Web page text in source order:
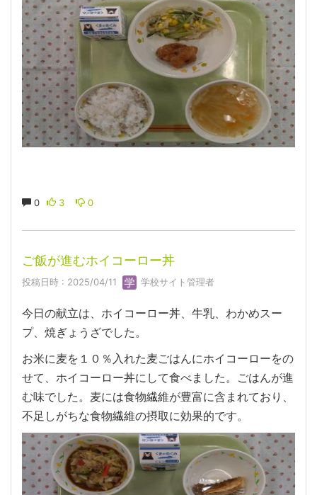
0 3 0
ご飯が進むホイコーロー丼
投稿日時 : 2025/04/11 学校サイト管理者
今日の献立は、ホイコーロー丼、牛乳、わかめスー
プ、焼ぎょうざでした。
お米に麦を１０％入れた麦ごはんにホイコーローをの
せて、ホイコーロー丼にして食べました。ごはんが進
む味でした。麦には食物繊維が豊富に含まれており、
不足しがちな食物繊維の摂取に効果的です。